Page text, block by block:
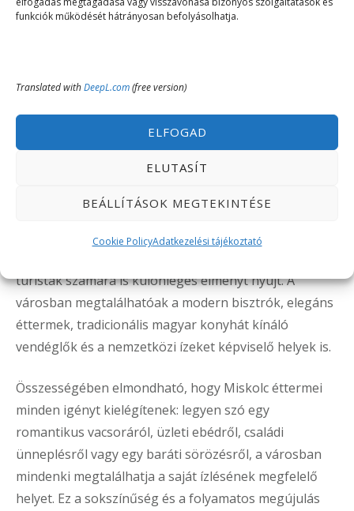
funkciók működését hátrányosan befolyásolhatja.
Translated withDeepL.com(free version)
ELFOGAD
ELUTASÍT
BEÁLLÍTÁSOK MEGTEKINTÉSE
Cookie PolicyAdatkezelési tájékoztató
otthonos környezettel és bőséges olaszos ételekkel
szeretnél egy jót enni a városban mindenféle felhajtás
nélkül.
Összegzés
hatalmas fejlődésen ment keresztül, így ma már a
turisták számára is különleges élményt nyújt. A
városban megtalálhatóak a modern bisztrók, elegáns
éttermek, tradicionális magyar konyhát kínáló
vendéglők és a nemzetközi ízeket képviselő helyek is.
Összességében elmondható, hogy Miskolc éttermei
minden igényt kielégítenek: legyen szó egy
romantikus vacsoráról, üzleti ebédről, családi
ünneplésről vagy egy baráti sörözésről, a városban
mindenki megtalálhatja a saját ízlésének megfelelő
helyet. Ez a sokszínűség és a folyamatos megújulás